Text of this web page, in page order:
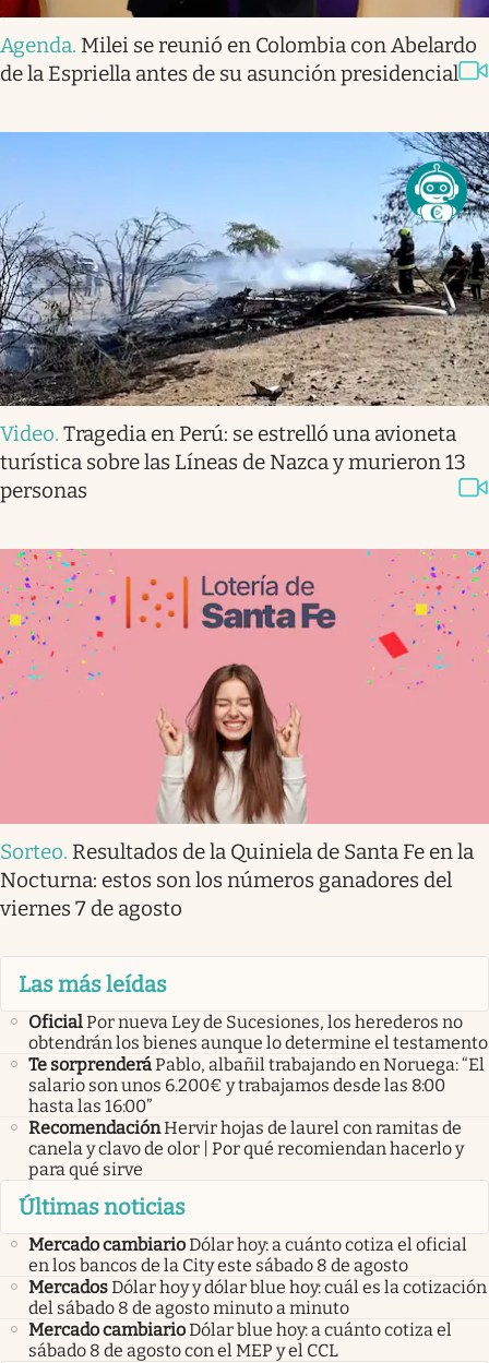
Agenda. Milei se reunió en Colombia con Abelardo
de la Espriella antes de su asunción presidencial
Video. Tragedia en Perú: se estrelló una avioneta
turística sobre las Líneas de Nazca y murieron 13
personas
Sorteo. Resultados de la Quiniela de Santa Fe en la
Nocturna: estos son los números ganadores del
viernes 7 de agosto
Las más leídas
OficialPor nueva Ley de Sucesiones, los herederos no
obtendrán los bienes aunque lo determine el testamento
Te sorprenderáPablo, albañil trabajando en Noruega: “El
salario son unos 6.200€ y trabajamos desde las 8:00
hasta las 16:00”
RecomendaciónHervir hojas de laurel con ramitas de
canela y clavo de olor | Por qué recomiendan hacerlo y
para qué sirve
Últimas noticias
Mercado cambiarioDólar hoy: a cuánto cotiza el oficial
en los bancos de la City este sábado 8 de agosto
MercadosDólar hoy y dólar blue hoy: cuál es la cotización
del sábado 8 de agosto minuto a minuto
Mercado cambiarioDólar blue hoy: a cuánto cotiza el
sábado 8 de agosto con el MEP y el CCL